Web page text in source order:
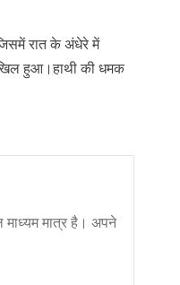
रात के अंधेरे में
हुआ।हाथी की धमक
माध्यम मात्र है। अपने